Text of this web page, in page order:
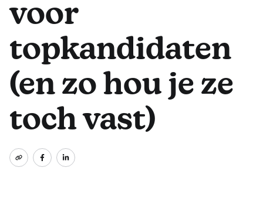
voor
topkandidaten
(en zo hou je ze
toch vast)